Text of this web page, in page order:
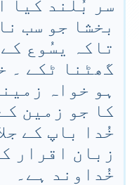
سر بُلند کیا
بخشا جو سب
تاکہ یسُوع
گھٹنا ٹکے ۔
ہو خواہ
کا جو زمین
خُدا باپ کے
زبان اقرار
خُداوند ہے۔